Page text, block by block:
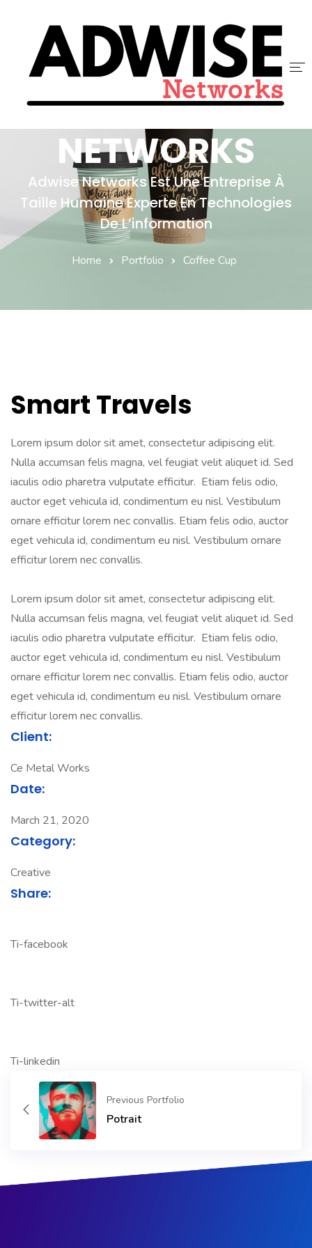
SERVICES
NOUS REJOINDRE
ADWISE
NETWORKS
Adwise Networks Est Une Entreprise À
Taille Humaine Experte En Technologies
De L’information
Home Portfolio Coffee Cup
Smart Travels
Lorem ipsum dolor sit amet, consectetur adipiscing elit.
Nulla accumsan felis magna, vel feugiat velit aliquet id. Sed
iaculis odio pharetra vulputate efficitur. Etiam felis odio,
auctor eget vehicula id, condimentum eu nisl. Vestibulum
ornare efficitur lorem nec convallis. Etiam felis odio, auctor
eget vehicula id, condimentum eu nisl. Vestibulum ornare
efficitur lorem nec convallis.
Lorem ipsum dolor sit amet, consectetur adipiscing elit.
Nulla accumsan felis magna, vel feugiat velit aliquet id. Sed
iaculis odio pharetra vulputate efficitur. Etiam felis odio,
auctor eget vehicula id, condimentum eu nisl. Vestibulum
ornare efficitur lorem nec convallis. Etiam felis odio, auctor
eget vehicula id, condimentum eu nisl. Vestibulum ornare
efficitur lorem nec convallis.
Client:
Ce Metal Works
Date:
March 21, 2020
Category:
Creative
Share:
Ti-facebook
Ti-twitter-alt
Ti-linkedin
Previous Portfolio
Potrait